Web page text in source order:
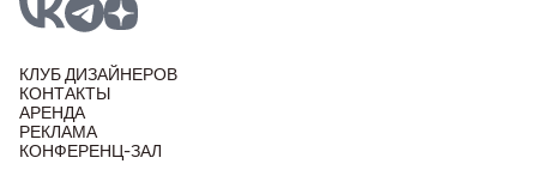
КЛУБ ДИЗАЙНЕРОВ
КОНТАКТЫ
АРЕНДА
РЕКЛАМА
КОНФЕРЕНЦ-ЗАЛ